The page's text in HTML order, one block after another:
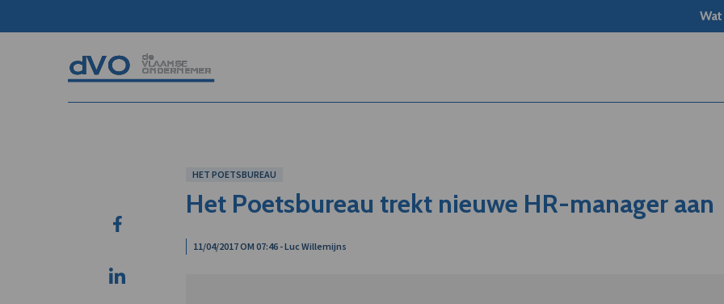
HET POETSBUREAU
Het Poetsbureau trekt nieuwe HR-manager aan
11/04/2017 OM 07:46 - Luc Willemijns